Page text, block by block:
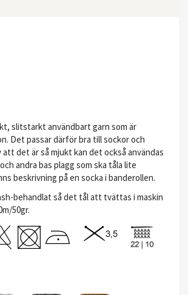
slitstarkt användbart garn som är
Det passar därför bra till sockor och
att det är så mjukt kan det också användas
andra bas plagg som ska tåla lite
beskrivning på en socka i banderollen.
behandlat så det tål att tvättas i maskin
50gr.